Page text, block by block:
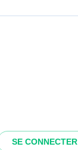
SE CONNECTER